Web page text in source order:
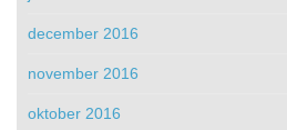
december 2016
november 2016
oktober 2016